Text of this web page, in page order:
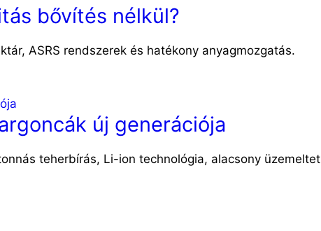
bővítés nélkül?
ASRS rendszerek és hatékony anyagmozgatás.
új generációja
teherbírás, Li-ion technológia, alacsony